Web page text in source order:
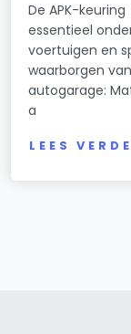
De APK-
essentieel
voertuigen en
waarborgen
autogarage:
a
LEES